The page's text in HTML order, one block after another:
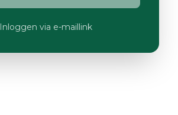
Inloggen via e-maillink